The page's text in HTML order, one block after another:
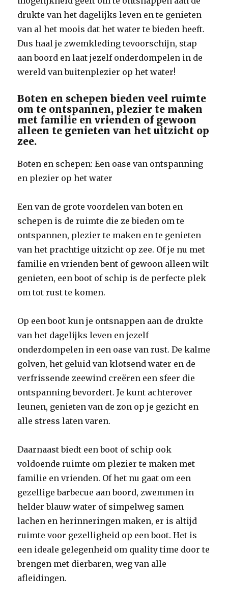
drukte van het dagelijks leven en te genieten
van al het moois dat het water te bieden heeft.
Dus haal je zwemkleding tevoorschijn, stap
aan boord en laat jezelf onderdompelen in de
wereld van buitenplezier op het water!
Boten en schepen bieden veel ruimte
om te ontspannen, plezier te maken
met familie en vrienden of gewoon
alleen te genieten van het uitzicht op
zee.
Boten en schepen: Een oase van ontspanning
en plezier op het water
Een van de grote voordelen van boten en
schepen is de ruimte die ze bieden om te
ontspannen, plezier te maken en te genieten
van het prachtige uitzicht op zee. Of je nu met
familie en vrienden bent of gewoon alleen wilt
genieten, een boot of schip is de perfecte plek
om tot rust te komen.
Op een boot kun je ontsnappen aan de drukte
van het dagelijks leven en jezelf
onderdompelen in een oase van rust. De kalme
golven, het geluid van klotsend water en de
verfrissende zeewind creëren een sfeer die
ontspanning bevordert. Je kunt achterover
leunen, genieten van de zon op je gezicht en
alle stress laten varen.
Daarnaast biedt een boot of schip ook
voldoende ruimte om plezier te maken met
familie en vrienden. Of het nu gaat om een
gezellige barbecue aan boord, zwemmen in
helder blauw water of simpelweg samen
lachen en herinneringen maken, er is altijd
ruimte voor gezelligheid op een boot. Het is
een ideale gelegenheid om quality time door te
brengen met dierbaren, weg van alle
afleidingen.